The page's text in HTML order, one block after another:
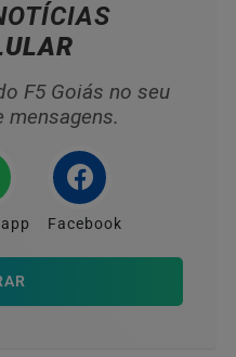
F5 Goiás no seu
mensagens.
Facebook